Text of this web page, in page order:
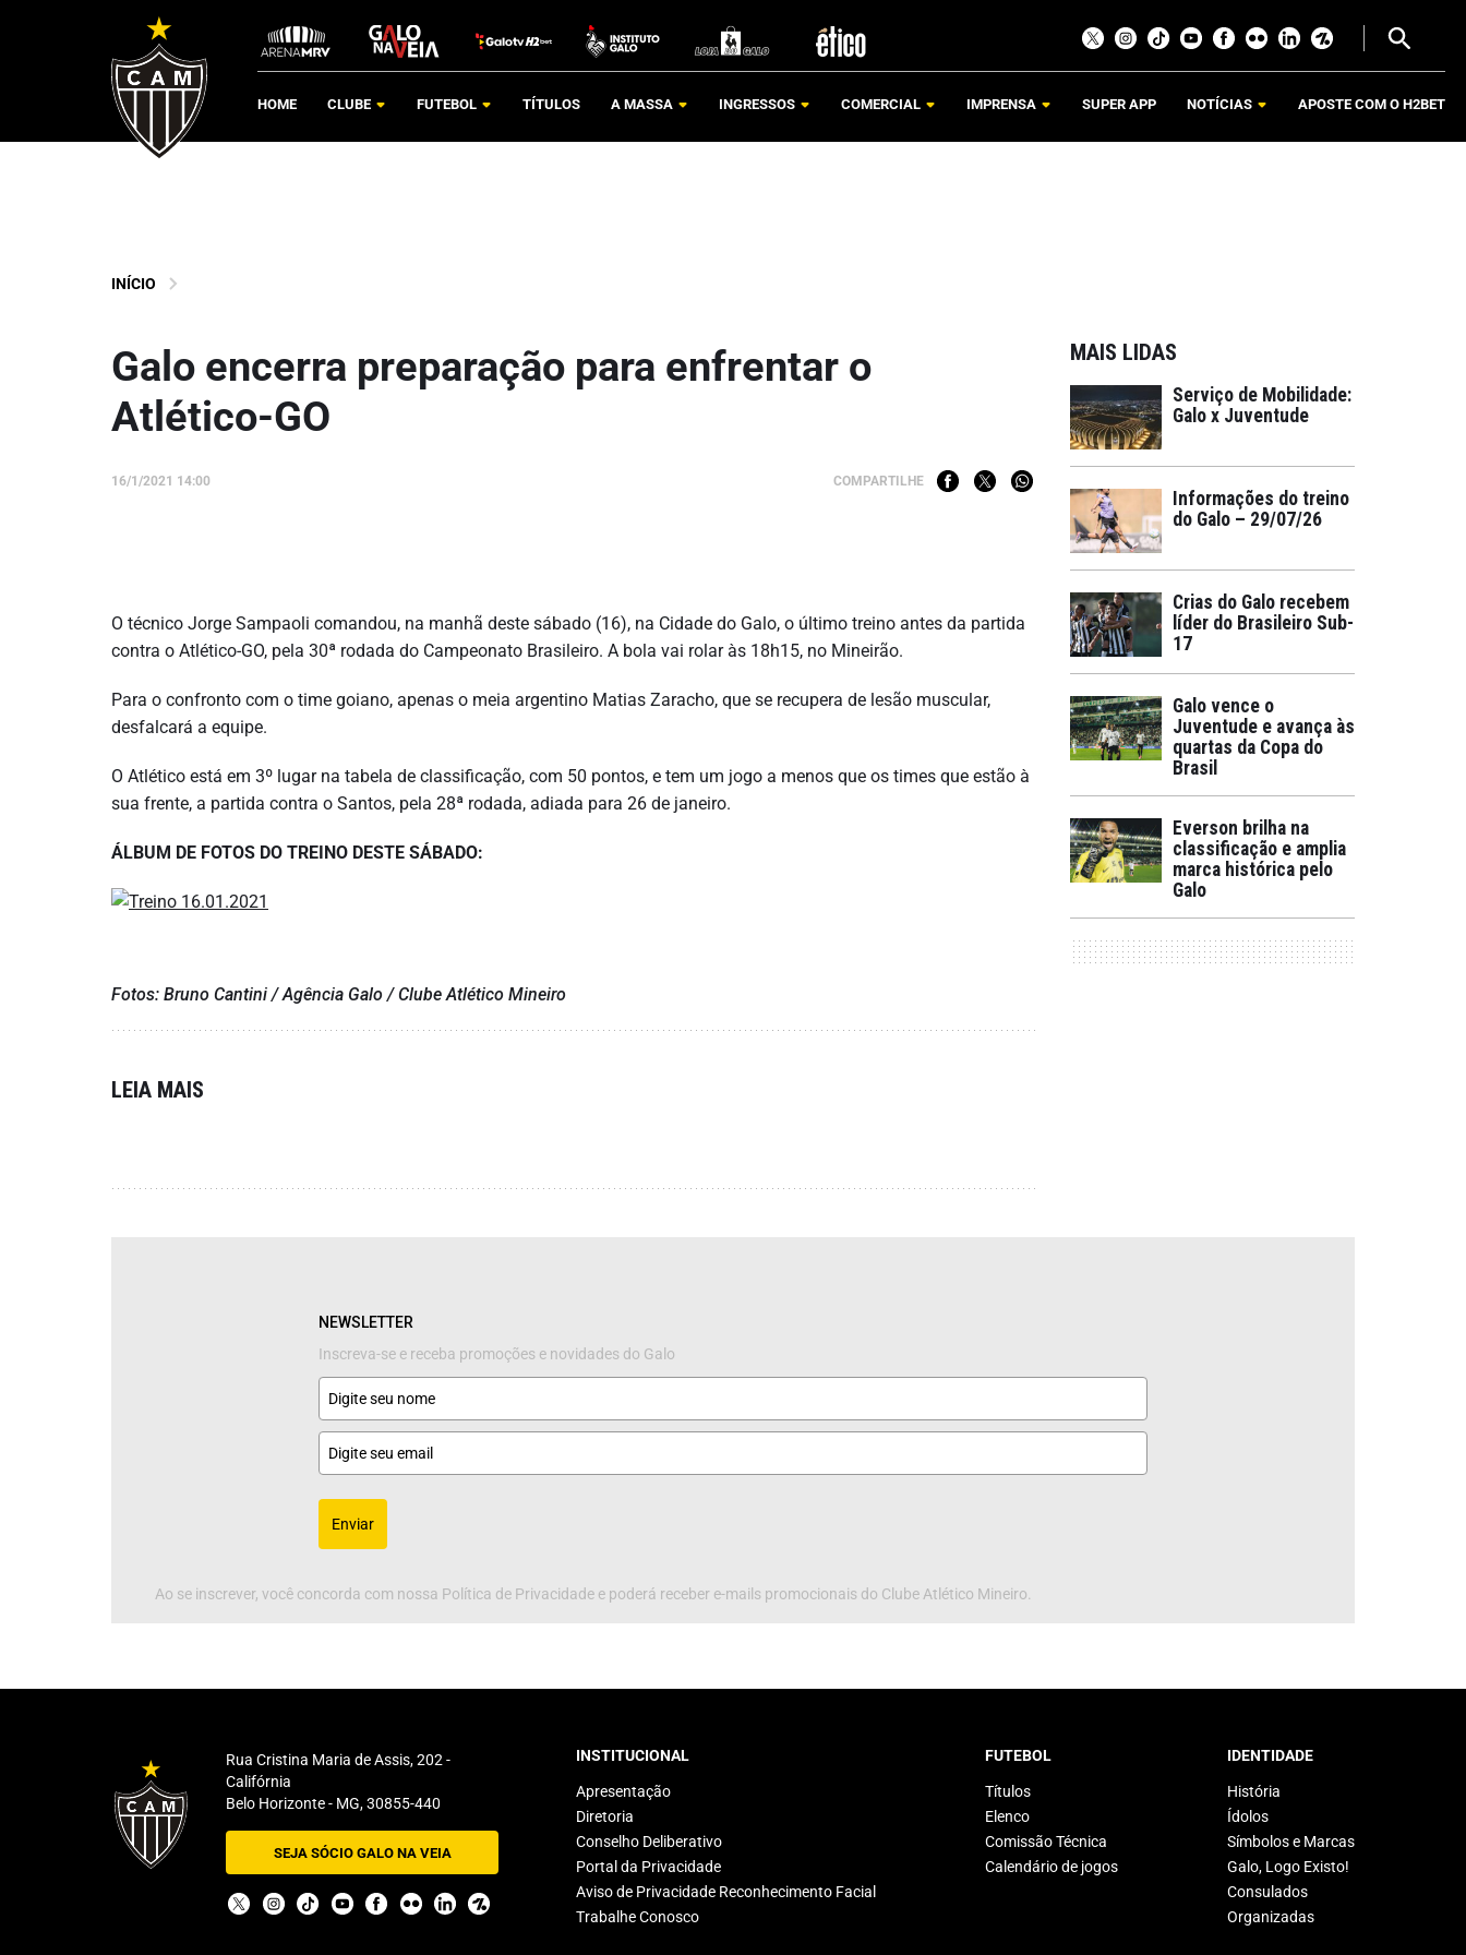
HOME CLUBE FUTEBOL TÍTULOS A MASSA INGRESSOS COMERCIAL IMPRENSA SUPER APP NOTÍCIAS APOSTE COM O H2BET
INÍCIO
Galo encerra preparação para enfrentar o
Atlético-GO
16/1/2021 14:00 COMPARTILHE
O técnico Jorge Sampaoli comandou, na manhã deste sábado (16), na Cidade do Galo, o último treino antes da partida
contra o Atlético-GO, pela 30ª rodada do Campeonato Brasileiro. A bola vai rolar às 18h15, no Mineirão.
Para o confronto com o time goiano, apenas o meia argentino Matias Zaracho, que se recupera de lesão muscular,
desfalcará a equipe.
O Atlético está em 3º lugar na tabela de classificação, com 50 pontos, e tem um jogo a menos que os times que estão à
sua frente, a partida contra o Santos, pela 28ª rodada, adiada para 26 de janeiro.
ÁLBUM DE FOTOS DO TREINO DESTE SÁBADO:
Fotos: Bruno Cantini / Agência Galo / Clube Atlético Mineiro
LEIA MAIS
MAIS LIDAS
Serviço de Mobilidade:
Galo x Juventude
Informações do treino
do Galo – 29/07/26
Crias do Galo recebem
líder do Brasileiro Sub-
17
Galo vence o
Juventude e avança às
quartas da Copa do
Brasil
Everson brilha na
classificação e amplia
marca histórica pelo
Galo
NEWSLETTER
Inscreva-se e receba promoções e novidades do Galo
Enviar
Ao se inscrever, você concorda com nossa Política de Privacidade e poderá receber e-mails promocionais do Clube Atlético Mineiro.
Rua Cristina Maria de Assis, 202 -
Califórnia
Belo Horizonte - MG, 30855-440
SEJA SÓCIO GALO NA VEIA
INSTITUCIONAL
Apresentação
Diretoria
Conselho Deliberativo
Portal da Privacidade
Aviso de Privacidade Reconhecimento Facial
Trabalhe Conosco
FUTEBOL
Títulos
Elenco
Comissão Técnica
Calendário de jogos
IDENTIDADE
História
Ídolos
Símbolos e Marcas
Galo, Logo Existo!
Consulados
Organizadas